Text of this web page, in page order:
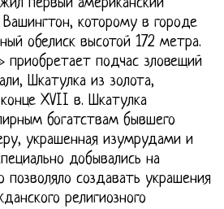
первый американский
которому в городе
обелиск высотой 172 метра.
приобретает подчас зловещий
Шкатулка из золота,
XVII в. Шкатулка
богатствам бывшего
украшенная изумрудами и
добывались на
позволяло создавать украшения
религиозного